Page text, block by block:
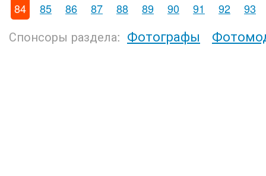
84
85 86 87 88 89 90 91 92 93
Спонсоры раздела: Фотографы